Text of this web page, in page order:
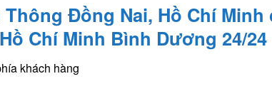
Đồng Nai, Hồ Chí Minh
Chí Minh Bình Dương 24/24
khách hàng